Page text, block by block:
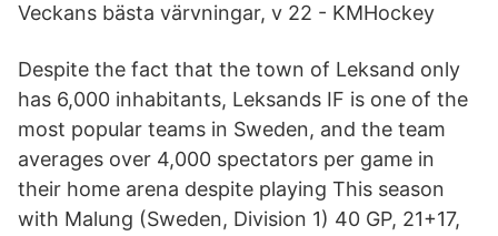
Veckans bästa värvningar, v 22 - KMHockey
Despite the fact that the town of Leksand only
has 6,000 inhabitants, Leksands IF is one of the
most popular teams in Sweden, and the team
averages over 4,000 spectators per game in
their home arena despite playing This season
with Malung (Sweden, Division 1) 40 GP, 21+17,